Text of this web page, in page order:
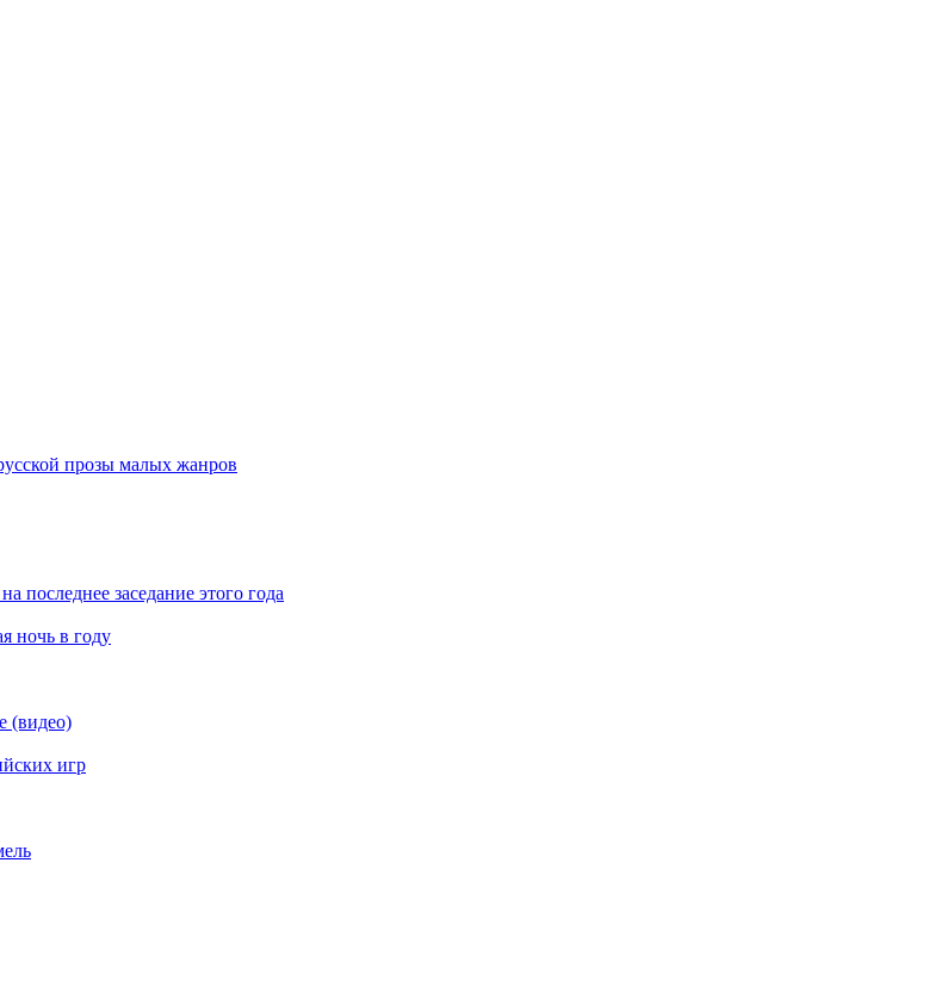
прозы малых жанров
последнее заседание этого года
ночь в году
(видео)
игр